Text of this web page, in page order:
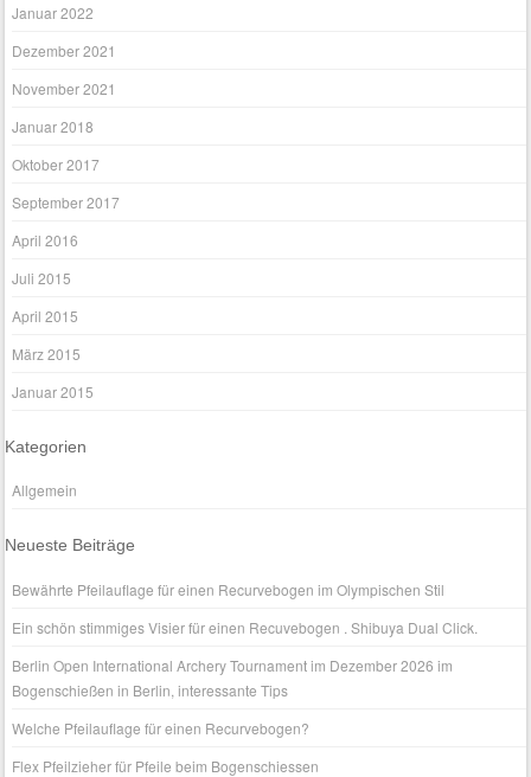
Januar 2022
Dezember 2021
November 2021
Januar 2018
Oktober 2017
September 2017
April 2016
Juli 2015
April 2015
März 2015
Januar 2015
Kategorien
Allgemein
Neueste Beiträge
Bewährte Pfeilauflage für einen Recurvebogen im Olympischen Stil
Ein schön stimmiges Visier für einen Recuvebogen . Shibuya Dual Click.
Berlin Open International Archery Tournament im Dezember 2026 im
Bogenschießen in Berlin, interessante Tips
Welche Pfeilauflage für einen Recurvebogen?
Flex Pfeilzieher für Pfeile beim Bogenschiessen